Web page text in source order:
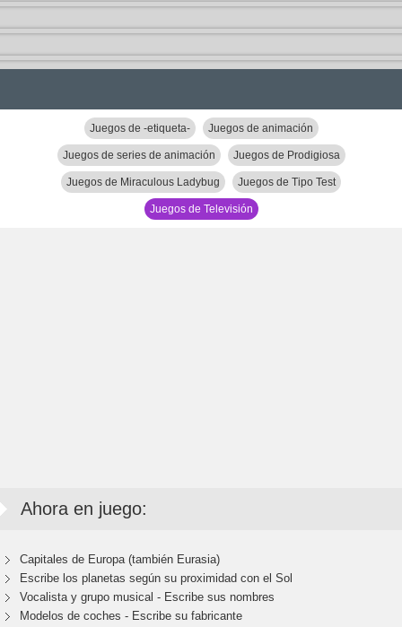
Juegos de -etiqueta- Juegos de animación
Juegos de series de animación Juegos de Prodigiosa
Juegos de Miraculous Ladybug Juegos de Tipo Test
Juegos de Televisión
Ahora en juego:
Capitales de Europa (también Eurasia)
Escribe los planetas según su proximidad con el Sol
Vocalista y grupo musical - Escribe sus nombres
Modelos de coches - Escribe su fabricante